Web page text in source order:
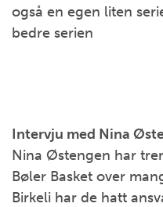
også en egen liten
bedre serien
Intervju med Nina
Nina Østengen har
Bøler Basket over
Birkeli har de hatt